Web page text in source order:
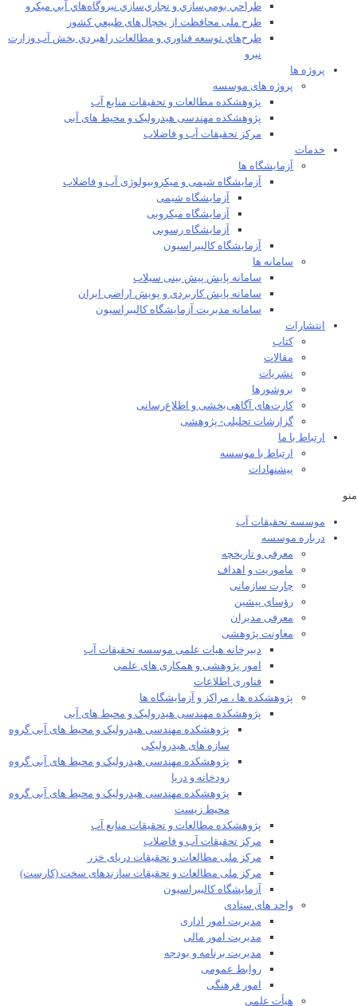
طراحي بومي‌سازي و تجاري‌سازي نيروگاه‌هاي آبي ميکرو
طرح ملی محافظت از يخچال‌های طبيعي كشور
طرح‌هاي توسعه فناوري و مطالعات راهبردي بخش آب وزارت
نيرو
پروژه ها
پروژه های موسسه
پژوهشکده مطالعات و تحقيقات منابع آب
پژوهشکده مهندسی هیدرولیک و محیط های آبی
مرکز تحقیقات آب و فاضلاب
خدمات
آزمایشگاه ها
آزمایشگاه شیمی و میکروبیولوژی آب و فاضلاب
آزمایشگاه شیمی
آزمایشگاه میکروبی
آزمایشگاه رسوبی
آزمایشگاه کالیبراسیون
سامانه ها
سامانه پایش پیش بینی سیلاب
سامانه پایش کاربردی و پویش اراضی ایران
سامانه مدیریت آزمایشگاه کالیبراسیون
انتشارات
کتاب
مقالات
نشریات
بروشورها
کارت‌های آگاهی‌بخشی و اطلاع‌رسانی
گزارشات تحلیلی- پژوهشی
ارتباط با ما
ارتباط با موسسه
پیشنهادات
منو
موسسه تحقیقات آب
درباره موسسه
معرفی و تاریخچه
ماموریت و اهداف
چارت سازمانی
رؤسای پیشین
معرفی مدیران
معاونت پژوهشی
دبیرخانه هیات علمی موسسه تحقیقات آب
امور پژوهشی و همکاری های علمی
فناوری اطلاعات
پژوهشکده ها ، مراکز و آزمایشگاه ها
پژوهشکده مهندسی هیدرولیک و محیط های آبی
پژوهشکده مهندسی هیدرولیک و محیط های آبی گروه
سازه های هیدرولیکی
پژوهشکده مهندسی هیدرولیک و محیط های آبی گروه
رودخانه و دریا
پژوهشکده مهندسی هیدرولیک و محیط های آبی گروه
محیط زیست
پژوهشکده مطالعات و تحقیقات منابع آب
مرکز تحقیقات آب و فاضلاب
مرکز ملی مطالعات و تحقیقات دریای خزر
مرکز ملی مطالعات و تحقیقات سازندهای سخت (کارست)
آزمایشگاه کالیبراسیون
واحد های ستادی
مدیریت امور اداری
مدیریت امور مالی
مدیریت برنامه و بودجه
روابط عمومی
امور فرهنگی
هیأت علمی​